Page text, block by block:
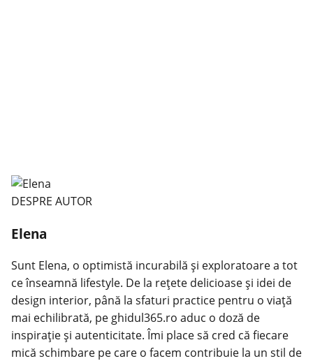
DESPRE AUTOR
Elena
Sunt Elena, o optimistă incurabilă și exploratoare a tot
ce înseamnă lifestyle. De la rețete delicioase și idei de
design interior, până la sfaturi practice pentru o viață
mai echilibrată, pe ghidul365.ro aduc o doză de
inspirație și autenticitate. Îmi place să cred că fiecare
mică schimbare pe care o facem contribuie la un stil de